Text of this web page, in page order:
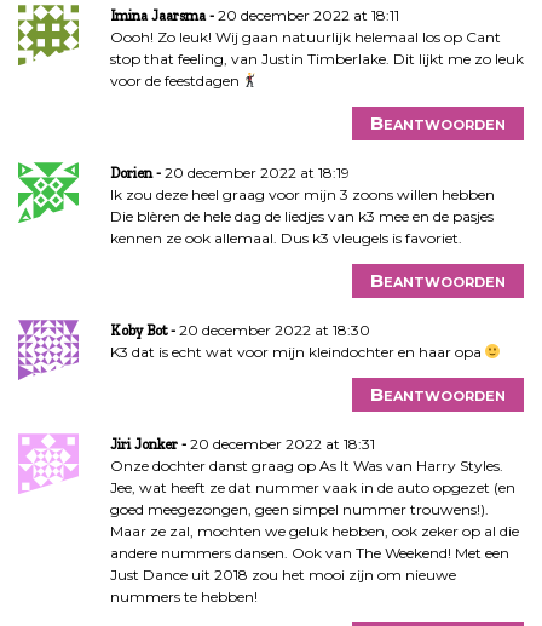
Imina Jaarsma
20 december 2022 at 18:11
Oooh! Zo leuk! Wij gaan natuurlijk helemaal los op Cant
stop that feeling, van Justin Timberlake. Dit lijkt me zo leuk
voor de feestdagen
Beantwoorden
Dorien
20 december 2022 at 18:19
Ik zou deze heel graag voor mijn 3 zoons willen hebben
Die blèren de hele dag de liedjes van k3 mee en de pasjes
kennen ze ook allemaal. Dus k3 vleugels is favoriet.
Beantwoorden
Koby Bot
20 december 2022 at 18:30
K3 dat is echt wat voor mijn kleindochter en haar opa
Beantwoorden
Jiri Jonker
20 december 2022 at 18:31
Onze dochter danst graag op As It Was van Harry Styles.
Jee, wat heeft ze dat nummer vaak in de auto opgezet (en
goed meegezongen, geen simpel nummer trouwens!).
Maar ze zal, mochten we geluk hebben, ook zeker op al die
andere nummers dansen. Ook van The Weekend! Met een
Just Dance uit 2018 zou het mooi zijn om nieuwe
nummers te hebben!